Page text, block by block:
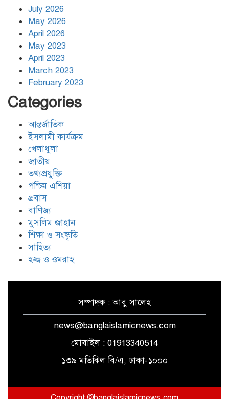
July 2026
May 2026
April 2026
May 2023
April 2023
March 2023
February 2023
Categories
আন্তর্জাতিক
ইসলামী কার্যক্রম
খেলাধুলা
জাতীয়
তথ্যপ্রযুক্তি
পশ্চিম এশিয়া
প্রবাস
বাণিজ্য
মুসলিম জাহান
শিক্ষা ও সংস্কৃতি
সাহিত্য
হজ্জ ও ওমরাহ
সম্পাদক : আবু সালেহ
news@banglaislamicnews.com
মোবাইল : 01913340514
১৩৯ মতিঝিল বি/এ, ঢাকা-১০০০